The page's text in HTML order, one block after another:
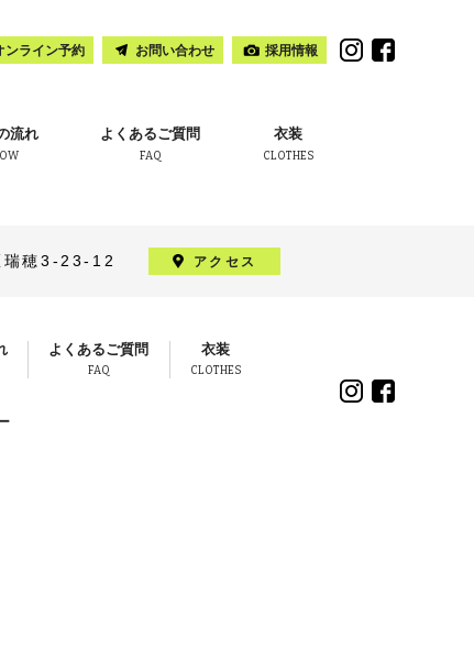
流れ よくあるご質問
FAQ
衣装
CLOTHES
ンライン予約 お問い合わせ 採用情報
瑞穂3-23-12 アクセス
よくあるご質問
FAQ
衣装
CLOTHES